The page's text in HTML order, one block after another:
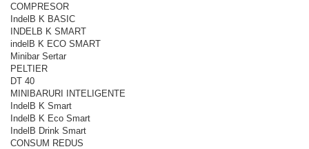
COMPRESOR
IndelB K BASIC
INDELB K SMART
indelB K ECO SMART
Minibar Sertar
PELTIER
DT 40
MINIBARURI INTELIGENTE
IndelB K Smart
IndelB K Eco Smart
IndelB Drink Smart
CONSUM REDUS